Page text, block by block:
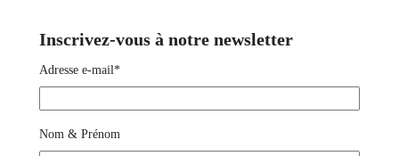
Inscrivez-vous à notre newsletter
Adresse e-mail*
Nom & Prénom